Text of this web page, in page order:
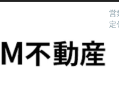
営
定